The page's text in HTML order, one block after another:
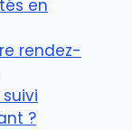
en
rendez-
?